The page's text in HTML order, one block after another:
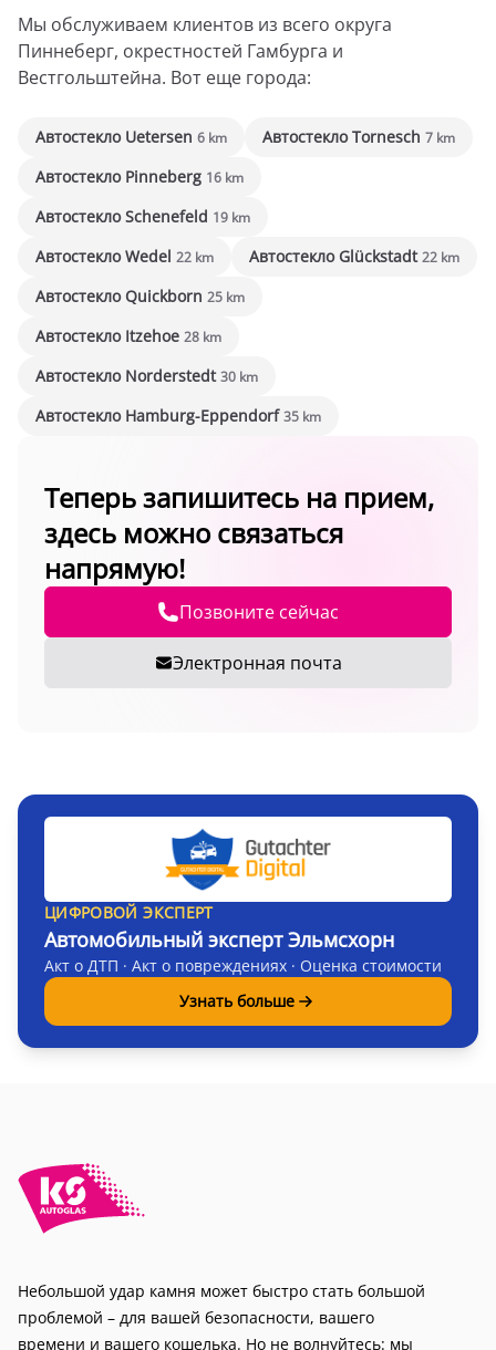
Мы обслуживаем клиентов из всего округа
Пиннеберг, окрестностей Гамбурга и
Вестгольштейна. Вот еще города:
Автостекло Uetersen 6 km Автостекло Tornesch 7 km
Автостекло Pinneberg 16 km
Автостекло Schenefeld 19 km
Автостекло Wedel 22 km Автостекло Glückstadt22 km
Автостекло Quickborn 25 km
Автостекло Itzehoe 28 km
Автостекло Norderstedt30 km
Автостекло Hamburg-Eppendorf35 km
Теперь запишитесь на прием,
здесь можно связаться
напрямую!
Позвоните сейчас
Электронная почта
ЦИФРОВОЙ ЭКСПЕРТ
Автомобильный эксперт Эльмсхорн
Акт о ДТП · Акт о повреждениях · Оценка стоимости
Узнать больше
Небольшой удар камня может быстро стать большой
проблемой – для вашей безопасности, вашего
времени и вашего кошелька. Но не волнуйтесь: мы